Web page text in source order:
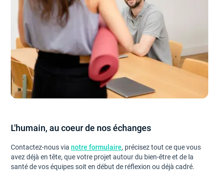
L'humain, au coeur de nos échanges
Contactez-nous vianotre formulaire, précisez tout ce que vous
avez déjà en tête, que votre projet autour du bien-être et de la
santé de vos équipes soit en début de réflexion ou déjà cadré.